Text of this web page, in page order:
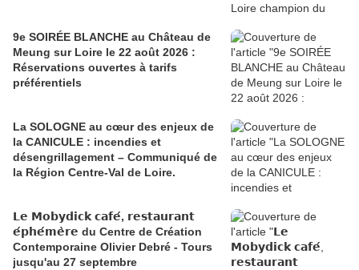
9e SOIRÉE BLANCHE au Château de
Meung sur Loire le 22 août 2026 :
Réservations ouvertes à tarifs
préférentiels
La SOLOGNE au cœur des enjeux de
la CANICULE : incendies et
désengrillagement – Communiqué de
la Région Centre-Val de Loire.
𝗟𝗲 𝗠𝗼𝗯𝘆𝗱𝗶𝗰𝗸 𝗰𝗮𝗳𝗲́, 𝗿𝗲𝘀𝘁𝗮𝘂𝗿𝗮𝗻𝘁
𝗲́𝗽𝗵𝗲́𝗺𝗲̀𝗿𝗲 du Centre de Création
Contemporaine Olivier Debré - Tours
jusqu'au 27 septembre